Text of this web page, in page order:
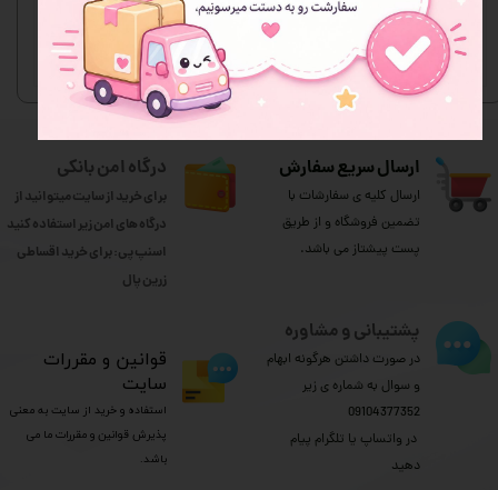
ثبت نظر
ارسال سریع سفارش
ارسال کلیه ی سفارشات با
تضمین فروشگاه و از طریق
پست پیشتاز می باشد.
درگاه امن بانکی
برای خرید از سایت میتوانید از
درگاه های امن زیر استفاده کنید
اسنپ پی: برای خرید اقساطی
​​​​​​​زرین پال
پشتیبانی و مشاوره
در صورت داشتن هرگونه ابهام
و سوال به شماره ی زیر
09104377352
​​​​​​​ در واتساپ یا تلگرام پیام
دهید
​قوانین و مقررات
سایت
استفاده و خرید از سایت به معنی
پذیرش قوانین و مقررات ما می
باشد.